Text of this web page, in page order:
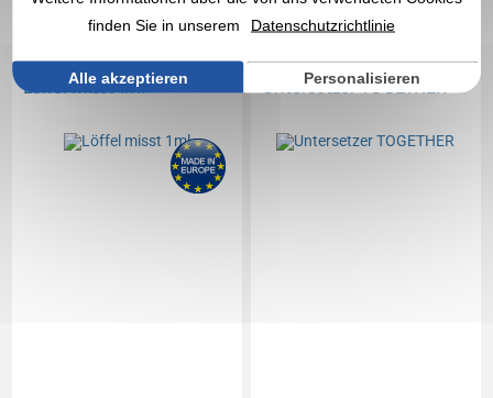
EXPRESS-ZITAT EXPRESS-ZITAT
Réf. 01601V0140628
Löffel misst 1ml
Réf. 00013V0111644
Untersetzer TOGETHER
finden Sie in unserem
Datenschutzrichtlinie
Alle akzeptieren Personalisieren